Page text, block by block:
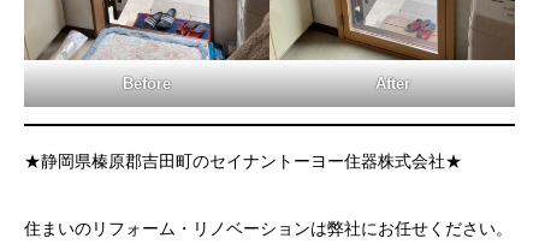
Before After
★静岡県榛原郡吉田町のセイナントーヨー住器株式会社★
住まいのリフォーム・リノベーションは弊社にお任せください。